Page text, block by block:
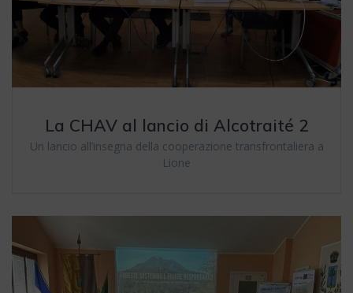
La CHAV al lancio di Alcotraité 2
Un lancio all’insegna della cooperazione transfrontaliera a
Lione